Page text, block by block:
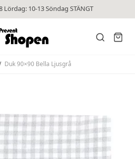
10-13 Söndag STÄNGT
Duk 90×90 Bella Ljusgrå